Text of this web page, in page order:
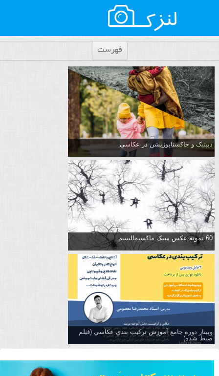
فهرست
دیپتیک و جاکستا‌پوزیشن در عکاسی
60 نمونه عکس سبک ماکسیمالیسم
وبینار دوره جامع آموزش تركيب بندي عكاسي (فیلم
ضبط شده)